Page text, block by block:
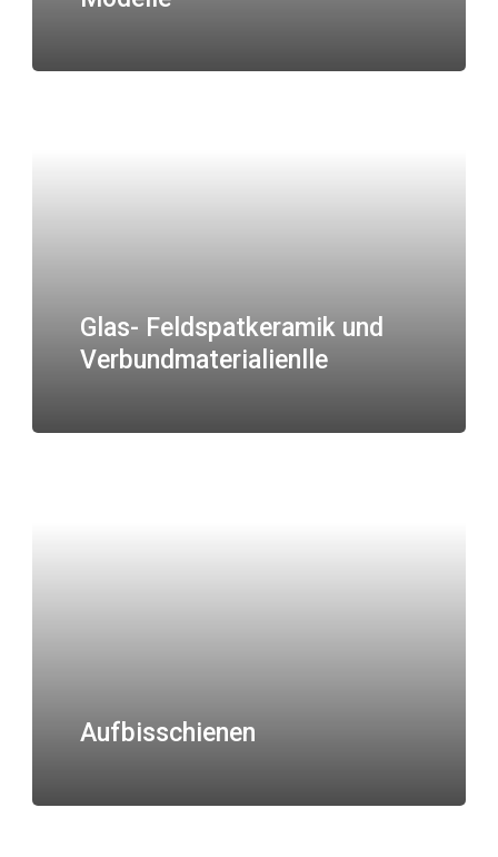
Glas- Feldspatkeramik und
Verbundmaterialienlle
Aufbisschienen